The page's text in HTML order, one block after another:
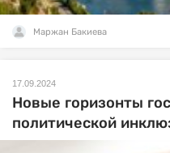
Маржан Бакиева
17.09.2024
Новые горизонты
политической